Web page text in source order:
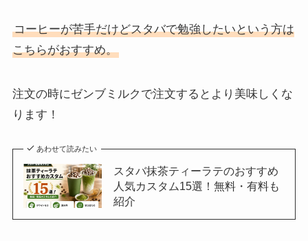
コーヒーが苦手だけどスタバで勉強したいという方は
こちらがおすすめ。
注文の時にゼンブミルクで注文するとより美味しくな
ります！
あわせて読みたい
スタバ抹茶ティーラテのおすすめ
人気カスタム15選！無料・有料も
紹介